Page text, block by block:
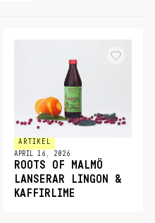
ARTIKEL
APRIL 16, 2026
ROOTS OF MALMÖ
LANSERAR LINGON &
KAFFIRLIME